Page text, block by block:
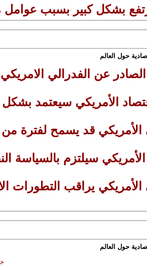
حول العالم
الصادر عن الفدرالي
الأمريكي يراقب التطورات
حول العالم